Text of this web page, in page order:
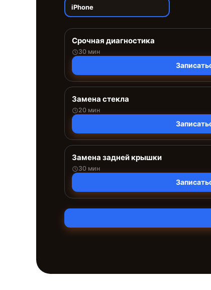
iPhone
Срочная диагностика
30 мин
Замена стекла
20 мин
Замена задней крышки
30 мин